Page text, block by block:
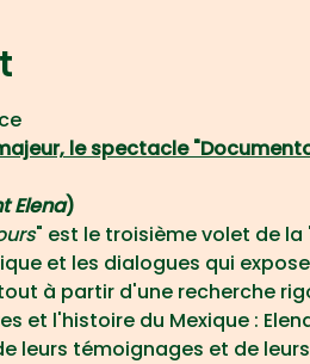
le spectacle
Elena)
" est le troisième volet de la
et les dialogues qui
à partir d'une recherche
et l'histoire du Mexique :
leurs témoignages et de